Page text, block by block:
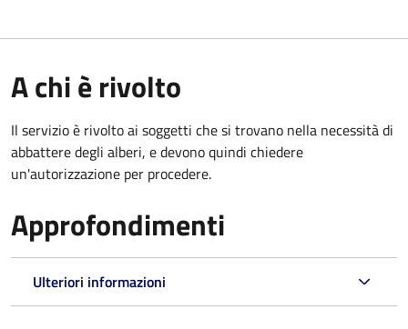
A chi è rivolto
Il servizio è rivolto ai soggetti che si trovano nella necessità di
abbattere degli alberi, e devono quindi chiedere
un'autorizzazione per procedere.
Approfondimenti
Ulteriori informazioni